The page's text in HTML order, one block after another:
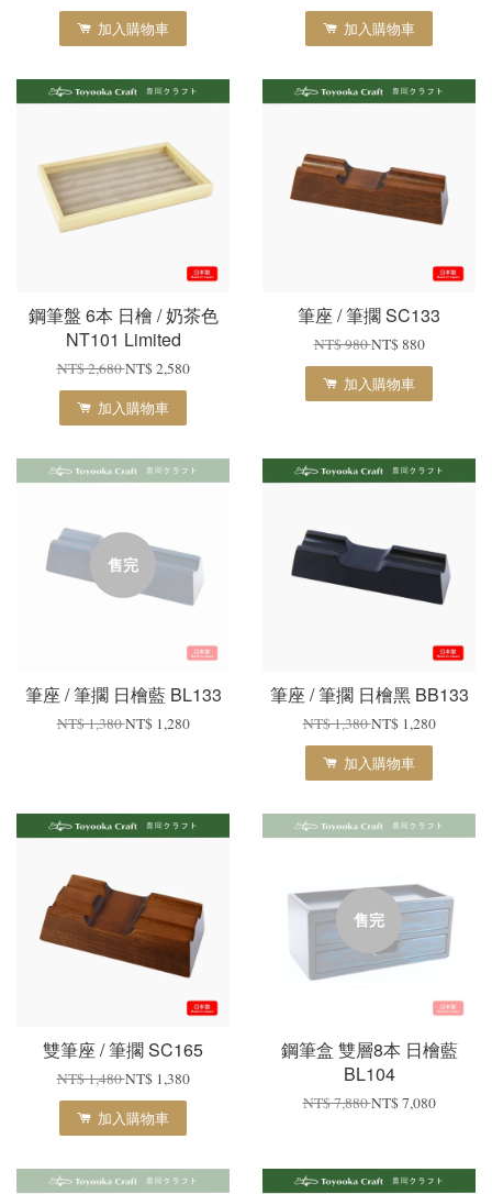
加入購物車
加入購物車
鋼筆盤 6本 日檜 / 奶茶色
NT101 Limited
NT$ 2,680NT$ 2,580
加入購物車
筆座 / 筆擱 SC133
NT$ 980NT$ 880
加入購物車
售完
筆座 / 筆擱 日檜藍 BL133
NT$ 1,380NT$ 1,280
筆座 / 筆擱 日檜黑 BB133
NT$ 1,380NT$ 1,280
加入購物車
雙筆座 / 筆擱 SC165
NT$ 1,480NT$ 1,380
加入購物車
售完
鋼筆盒 雙層8本 日檜藍
BL104
NT$ 7,880NT$ 7,080